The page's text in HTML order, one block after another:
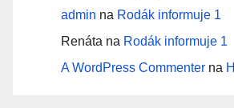
admin na Rodák informuje 1
Renáta na Rodák informuje 1
A WordPress Commenter na